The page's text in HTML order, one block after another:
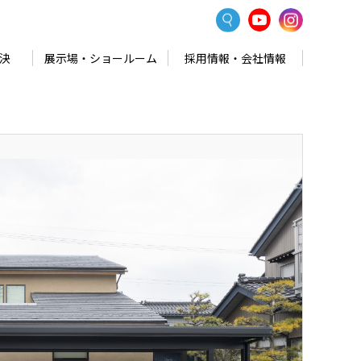
展示場・ショールーム 採用情報・会社情報